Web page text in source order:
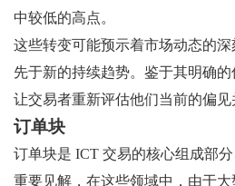
中较低的高点。
这些转变可能预示着市场动态的
先于新的持续趋势。鉴于其明确的
让交易者重新评估他们当前的偏见
订单块
订单块是 ICT 交易的核心组成部
重要见解，在这些领域中，由于